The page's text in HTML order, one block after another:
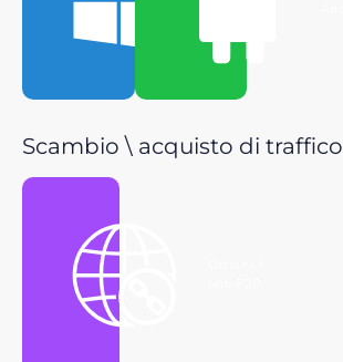
Scambio \ acquisto di traffico